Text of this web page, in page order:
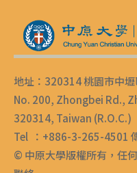
地址：320314 桃園市中
No. 200, Zhongbei Rd.,
320314, Taiwan (R.O.C.)
Tel ：+886-3-265-4501
© 中原大學版權所有，任